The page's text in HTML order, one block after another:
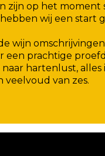
zijn op het moment
wij een start
wijn
een prachtige
hartenlust, alles
veelvoud van zes.